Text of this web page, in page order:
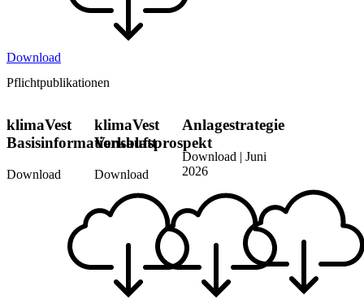
Download
Pflichtpublikationen
klimaVest
Basisinformationsblatt
Download
klimaVest
Verkaufsprospekt
Download
Anlagestrategie
Download | Juni
2026